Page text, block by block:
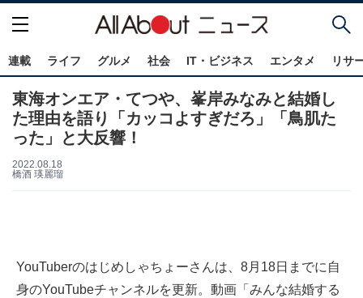
連載 ライフ グルメ 社会 IT・ビジネス エンタメ リサ
東海オンエア・てつや、峯岸みなみと結婚し
た理由を語り「カッコよすぎだろ」「鳥肌た
った」と大反響！
2022.08.18
橋酒 瑛麗瑠
YouTuberのはじめしゃちょーさんは、8月18日までに自
身のYouTubeチャンネルを更新。動画「みんな結婚する